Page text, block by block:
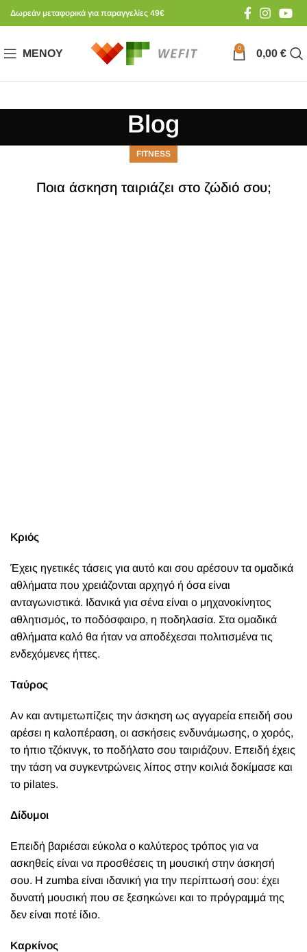
Δωρεάν μεταφορικά για παραγγελίες 49€
ΜΕΝΟΎ 0 0,00 €
Blog
FITNESS
Ποια άσκηση ταιριάζει στο ζώδιό σου;
Κριός
Έχεις ηγετικές τάσεις για αυτό και σου αρέσουν τα ομαδικά
αθλήματα που χρειάζονται αρχηγό ή όσα είναι
ανταγωνιστικά. Ιδανικά για σένα είναι ο μηχανοκίνητος
αθλητισμός, το ποδόσφαιρο, η ποδηλασία. Στα ομαδικά
αθλήματα καλό θα ήταν να αποδέχεσαι πολιτισμένα τις
ενδεχόμενες ήττες.
Ταύρος
Αν και αντιμετωπίζεις την άσκηση ως αγγαρεία επειδή σου
αρέσει η καλοπέραση, οι ασκήσεις ενδυνάμωσης, ο χορός,
το ήπιο τζόκινγκ, το ποδήλατο σου ταιριάζουν. Επειδή έχεις
την τάση να συγκεντρώνεις λίπος στην κοιλιά δοκίμασε και
το pilates.
Δίδυμοι
Επειδή βαριέσαι εύκολα ο καλύτερος τρόπος για να
ασκηθείς είναι να προσθέσεις τη μουσική στην άσκησή
σου. Η zumba είναι ιδανική για την περίπτωσή σου: έχει
δυνατή μουσική που σε ξεσηκώνει και το πρόγραμμά της
δεν είναι ποτέ ίδιο.
Καρκίνος